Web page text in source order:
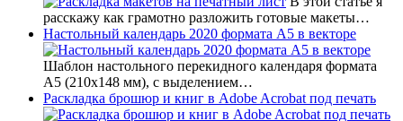
расскажу как грамотно разложить готовые макеты…
Настольный календарь 2020 формата А5 в векторе
Шаблон настольного перекидного календаря формата
А5 (210х148 мм), с выделением…
Раскладка брошюр и книг в Adobe Acrobat под печать